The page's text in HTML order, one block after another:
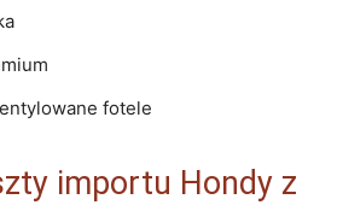
fotele
importu Hondy z